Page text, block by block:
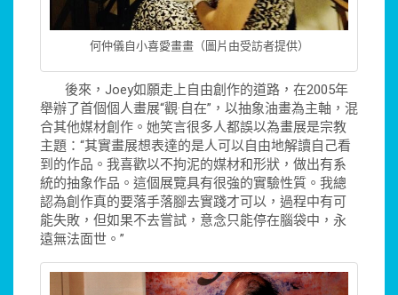
何仲儀自小喜愛畫畫（圖片由受訪者提供）
後來，Joey如願走上自由創作的道路，在2005年
舉辦了首個個人畫展“觀·自在”，以抽象油畫為主軸，混
合其他媒材創作。她笑言很多人都誤以為畫展是宗教
主題：“其實畫展想表達的是人可以自由地解讀自己看
到的作品。我喜歡以不拘泥的媒材和形狀，做出有系
統的抽象作品。這個展覽具有很強的實驗性質。我總
認為創作真的要落手落腳去實踐才可以，過程中有可
能失敗，但如果不去嘗試，意念只能停在腦袋中，永
遠無法面世。”